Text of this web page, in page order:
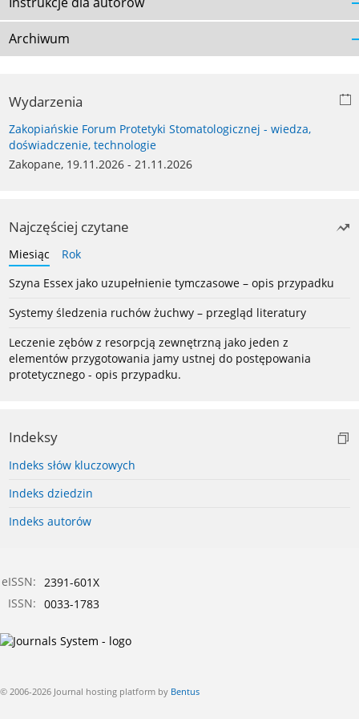
Archiwum
Wydarzenia
Zakopiańskie Forum Protetyki Stomatologicznej - wiedza,
doświadczenie, technologie
Zakopane, 19.11.2026 - 21.11.2026
Najczęściej czytane
Miesiąc
Rok
Szyna Essex jako uzupełnienie tymczasowe – opis przypadku
Systemy śledzenia ruchów żuchwy – przegląd literatury
Leczenie zębów z resorpcją zewnętrzną jako jeden z
elementów przygotowania jamy ustnej do postępowania
protetycznego - opis przypadku.
Indeksy
Indeks słów kluczowych
Indeks dziedzin
Indeks autorów
eISSN: 2391-601X
ISSN: 0033-1783
© 2006-2026 Journal hosting platform by Bentus